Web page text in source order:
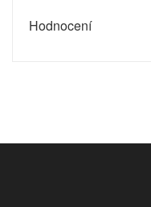
Hodnocení